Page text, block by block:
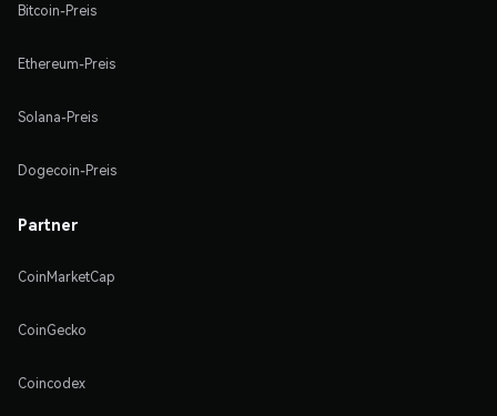
Bitcoin-Preis
Ethereum-Preis
Solana-Preis
Dogecoin-Preis
Partner
CoinMarketCap
CoinGecko
Coincodex